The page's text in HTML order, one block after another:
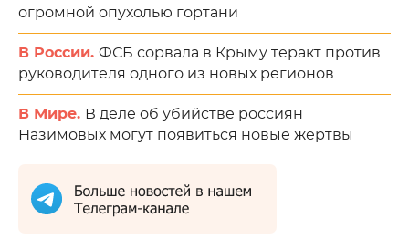
огромной опухолью гортани
В России. ФСБ сорвала в Крыму теракт против
руководителя одного из новых регионов
В Мире. В деле об убийстве россиян
Назимовых могут появиться новые жертвы